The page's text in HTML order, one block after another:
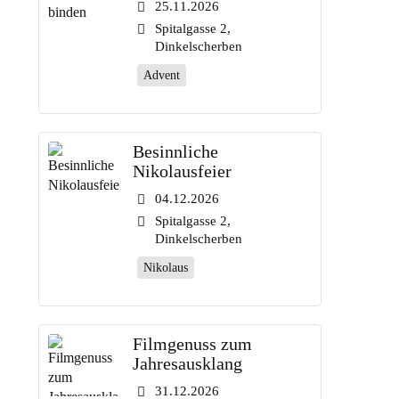
25.11.2026
Spitalgasse 2,
Dinkelscherben
Advent
Besinnliche
Nikolausfeier
04.12.2026
Spitalgasse 2,
Dinkelscherben
Nikolaus
Filmgenuss zum
Jahresausklang
31.12.2026